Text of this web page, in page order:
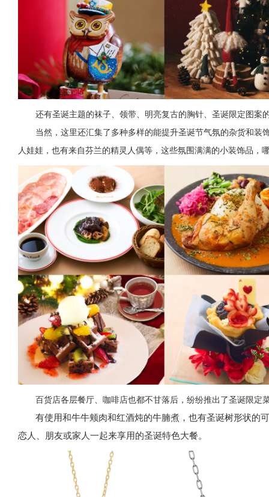
还有圣诞主题的袜子、领带、明亮复古的胸针、圣诞限定图案
当然，这里还汇集了多种多样的能提升圣诞节气氛的杂货和装
人娃娃，也有来自芬兰的精灵人偶等，这些氛围满满的小装饰品，
百货店各层餐厅、咖啡店也都不甘落后，纷纷推出了圣诞限定
有使用和牛牛颊肉和红酒炖的牛腩煮，也有圣诞树形状的
恋人、朋友或家人一起来享用的圣诞特色大餐。